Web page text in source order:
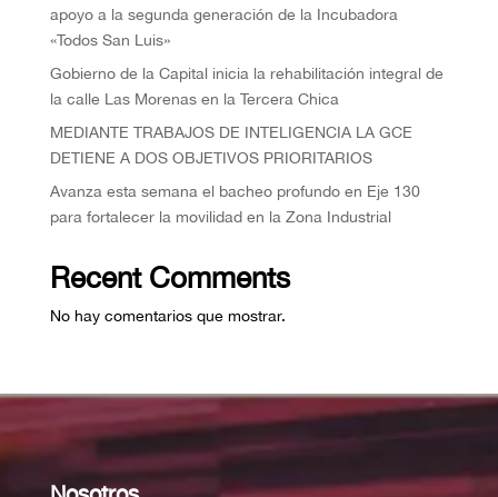
apoyo a la segunda generación de la Incubadora
«Todos San Luis»
Gobierno de la Capital inicia la rehabilitación integral de
la calle Las Morenas en la Tercera Chica
MEDIANTE TRABAJOS DE INTELIGENCIA LA GCE
DETIENE A DOS OBJETIVOS PRIORITARIOS
Avanza esta semana el bacheo profundo en Eje 130
para fortalecer la movilidad en la Zona Industrial
Recent Comments
No hay comentarios que mostrar.